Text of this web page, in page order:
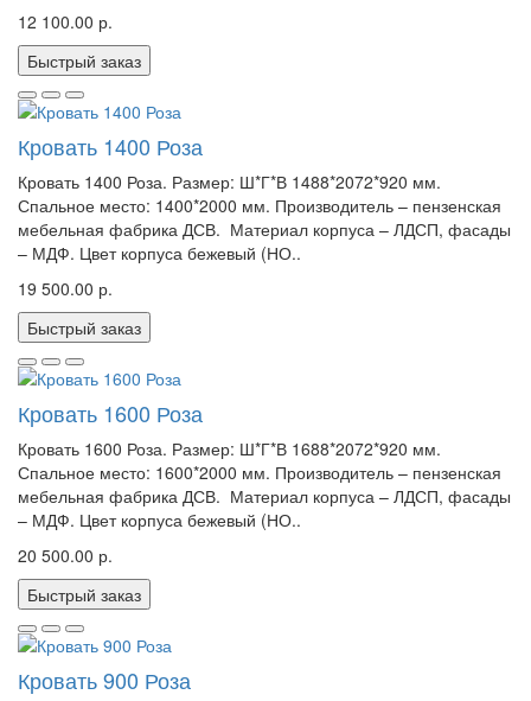
12 100.00 р.
Быстрый заказ
Кровать 1400 Роза
Кровать 1400 Роза. Размер: Ш*Г*В 1488*2072*920 мм.
Спальное место: 1400*2000 мм. Производитель – пензенская
мебельная фабрика ДСВ. Материал корпуса – ЛДСП, фасады
– МДФ. Цвет корпуса бежевый (НО..
19 500.00 р.
Быстрый заказ
Кровать 1600 Роза
Кровать 1600 Роза. Размер: Ш*Г*В 1688*2072*920 мм.
Спальное место: 1600*2000 мм. Производитель – пензенская
мебельная фабрика ДСВ. Материал корпуса – ЛДСП, фасады
– МДФ. Цвет корпуса бежевый (НО..
20 500.00 р.
Быстрый заказ
Кровать 900 Роза